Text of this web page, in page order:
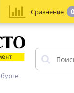
Сравнение 0